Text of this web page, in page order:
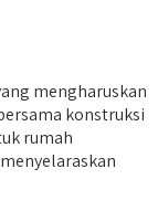
mengharuskan
konstruksi
rumah